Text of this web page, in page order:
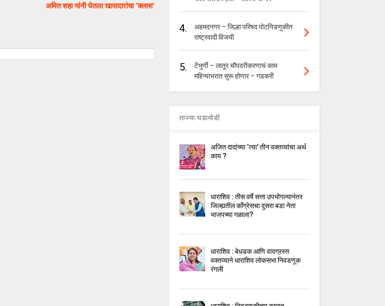
अमित शहा यांनी घेतला खासदारांचा ‘क्लास’
4.
अहमदनगर – जिल्हा परिषद पोटनिडणुकीत
राष्ट्रवादी विजयी
5.
टेंभुर्णी – लातूर चौपदरीकरणाचं काम
महिन्याभरात सुरू होणार – गडकरी
ताज्या घडामोडी
अजित दादांच्या ‘त्या’ तीन वक्तव्यांचा अर्थ
काय ?
धाराशिव : तीस वर्षे सत्ता उपभोगल्यानंतर
जिल्ह्यतील कॉंग्रेसचा दुसरा बडा नेता
भाजपच्या गळाला?
धाराशिव : बेधडक आणि वादग्रस्त
वक्तव्याने धाराशिव लोकसभा निवडणूक
रंगली